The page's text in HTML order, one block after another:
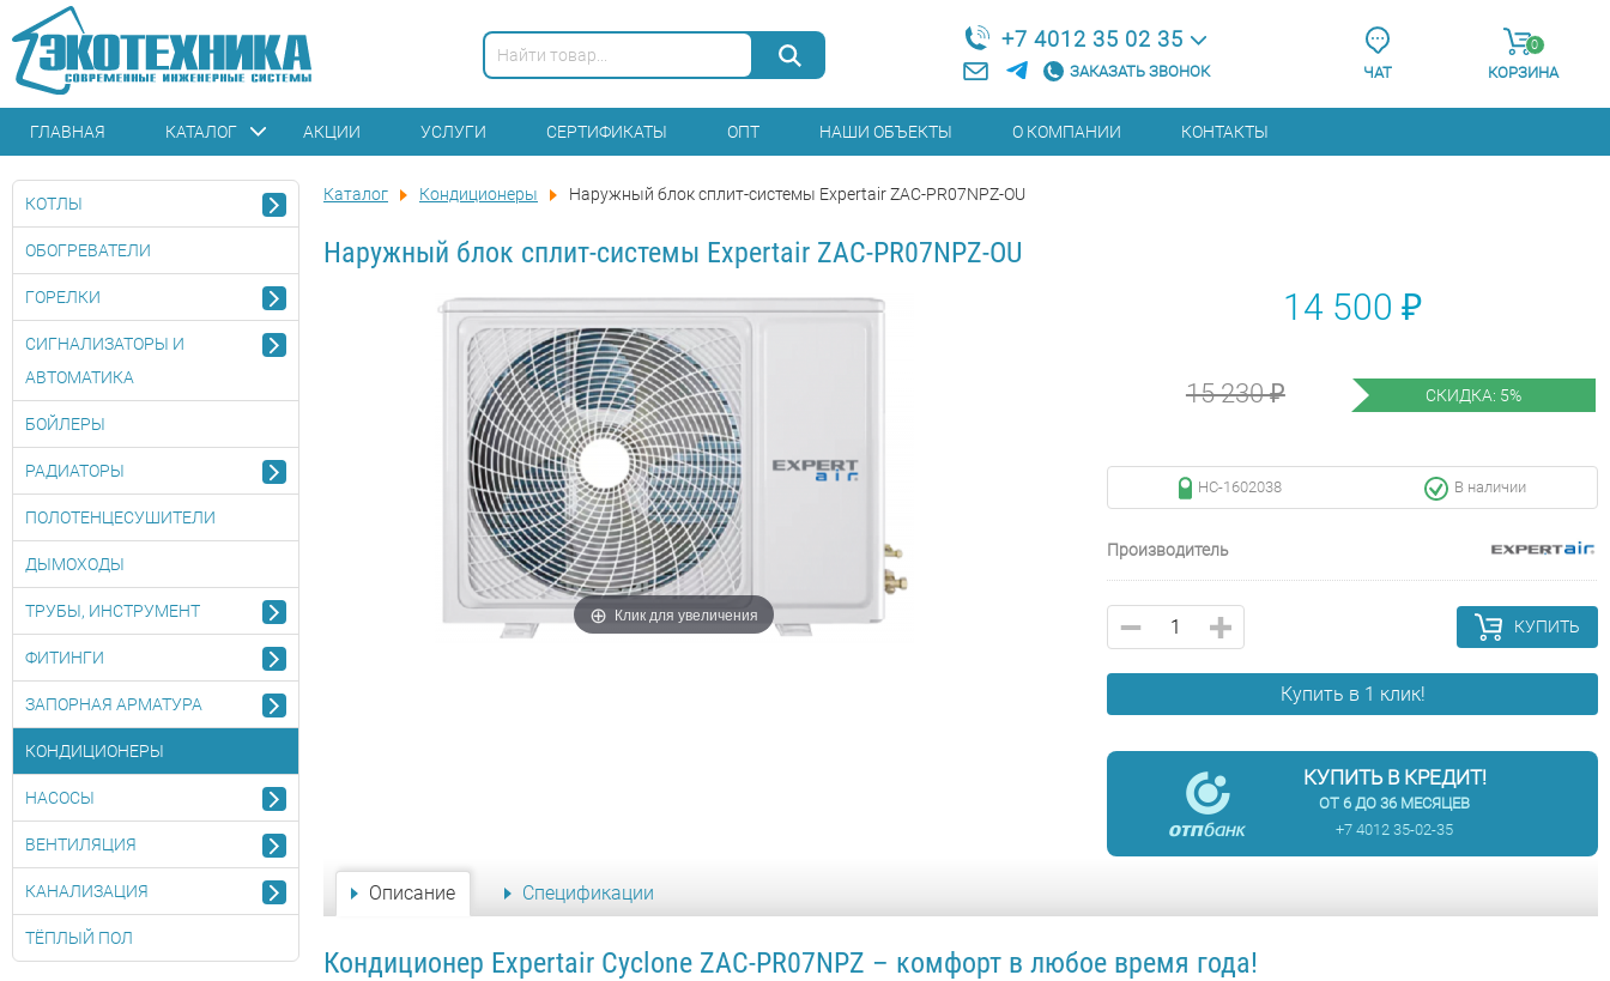
+7 4012 35 02 35
ЗАКАЗАТЬ ЗВОНОК ЧАТ
0
КОРЗИНА
ГЛАВНАЯ КАТАЛОГ АКЦИИ УСЛУГИ СЕРТИФИКАТЫ ОПТ НАШИ ОБЪЕКТЫ О КОМПАНИИ КОНТАКТЫ
Каталог Кондиционеры Наружный блок сплит-системы Expertair ZAC-PR07NPZ-OU
Наружный блок сплит-системы Expertair ZAC-PR07NPZ-OU
Клик для увеличения
14 500 ₽
15 230 ₽ СКИДКА: 5%
НС-1602038 В наличии
Производитель
КУПИТЬ
Купить в 1 клик!
КУПИТЬ В КРЕДИТ!
ОТ 6 ДО 36 МЕСЯЦЕВ
+7 4012 35-02-35
Описание Спецификации
Кондиционер Expertair Cyclone ZAC-PR07NPZ – комфорт в любое время года!
КОТЛЫ
ОБОГРЕВАТЕЛИ
ГОРЕЛКИ
СИГНАЛИЗАТОРЫ И
АВТОМАТИКА
БОЙЛЕРЫ
РАДИАТОРЫ
ПОЛОТЕНЦЕСУШИТЕЛИ
ДЫМОХОДЫ
ТРУБЫ, ИНСТРУМЕНТ
ФИТИНГИ
ЗАПОРНАЯ АРМАТУРА
КОНДИЦИОНЕРЫ
НАСОСЫ
ВЕНТИЛЯЦИЯ
КАНАЛИЗАЦИЯ
ТЁПЛЫЙ ПОЛ